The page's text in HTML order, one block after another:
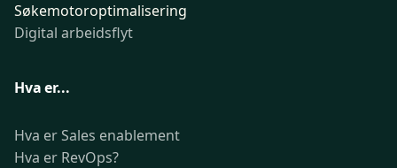
Søkemotoroptimalisering
Digital arbeidsflyt
Hva er...
Hva er Sales enablement
Hva er RevOps?